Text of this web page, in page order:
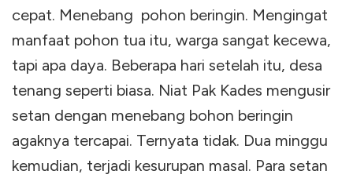
cepat. Menebang pohon beringin. Mengingat
manfaat pohon tua itu, warga sangat kecewa,
tapi apa daya. Beberapa hari setelah itu, desa
tenang seperti biasa. Niat Pak Kades mengusir
setan dengan menebang bohon beringin
agaknya tercapai. Ternyata tidak. Dua minggu
kemudian, terjadi kesurupan masal. Para setan